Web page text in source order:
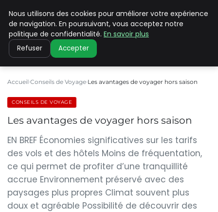
PILAT PATRIMOINES
Accueil Conseils de Voyage Les avantages de voyager hors saison
CONSEILS DE VOYAGE
Les avantages de voyager hors saison
EN BREF Économies significatives sur les tarifs
des vols et des hôtels Moins de fréquentation,
ce qui permet de profiter d’une tranquillité
accrue Environnement préservé avec des
paysages plus propres Climat souvent plus
doux et agréable Possibilité de découvrir des
Nous utilisons des cookies pour améliorer votre expérience
de navigation. En poursuivant, vous acceptez notre
politique de confidentialité. En savoir plus
Refuser Accepter